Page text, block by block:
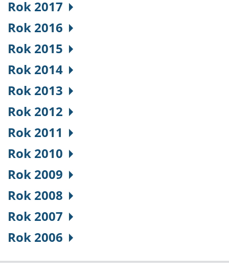
Rok 2017
Rok 2016
Rok 2015
Rok 2014
Rok 2013
Rok 2012
Rok 2011
Rok 2010
Rok 2009
Rok 2008
Rok 2007
Rok 2006